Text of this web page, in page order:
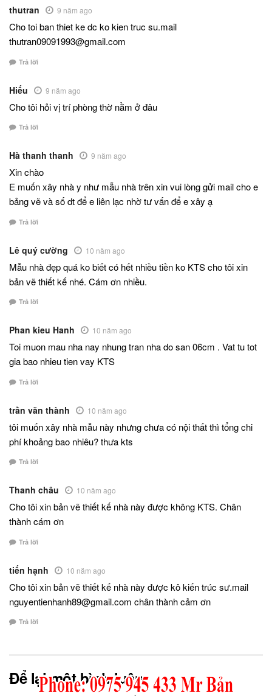
thutran 9 năm ago
Cho toi ban thiet ke dc ko kien truc su.mail
thutran09091993@gmail.com
Trả lời
Hiếu 9 năm ago
Cho tôi hỏi vị trí phòng thờ nằm ở đâu
Trả lời
Hà thanh thanh 9 năm ago
Xin chào
E muốn xây nhà y như mẫu nhà trên xin vui lòng gửi mail cho e
bảng vẽ và số dt để e liên lạc nhờ tư vấn để e xây ạ
Trả lời
Lê quý cường 10 năm ago
Mẫu nhà đẹp quá ko biết có hết nhiều tiền ko KTS cho tôi xin
bản vẽ thiết kế nhé. Cám ơn nhiều.
Trả lời
Phan kieu Hanh 10 năm ago
Toi muon mau nha nay nhung tran nha do san 06cm . Vat tu tot
gia bao nhieu tien vay KTS
Trả lời
trần văn thành 10 năm ago
tôi muốn xây nhà mẫu này nhưng chưa có nội thất thì tổng chi
phí khoảng bao nhiêu? thưa kts
Trả lời
Thanh châu 10 năm ago
Cho tôi xin bản vẽ thiết kế nhà này được không KTS. Chân
thành cám ơn
Trả lời
tiến hạnh 10 năm ago
Cho tôi xin bản vẽ thiết kế nhà này được kô kiến trúc sư.mail
nguyentienhanh89@gmail.com chân thành cảm ơn
Trả lời
Để lại một bình luận